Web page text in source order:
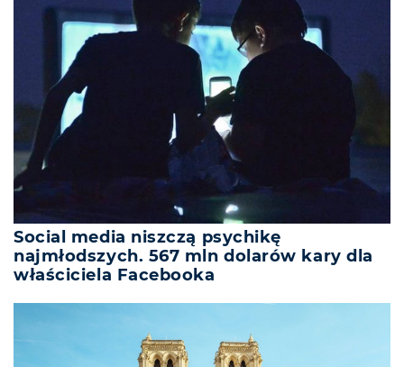
Social media niszczą psychikę
najmłodszych. 567 mln dolarów kary dla
właściciela Facebooka